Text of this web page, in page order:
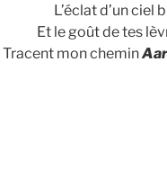
L’éclat d’un ciel
Et le goût de tes
Tracent mon chemin